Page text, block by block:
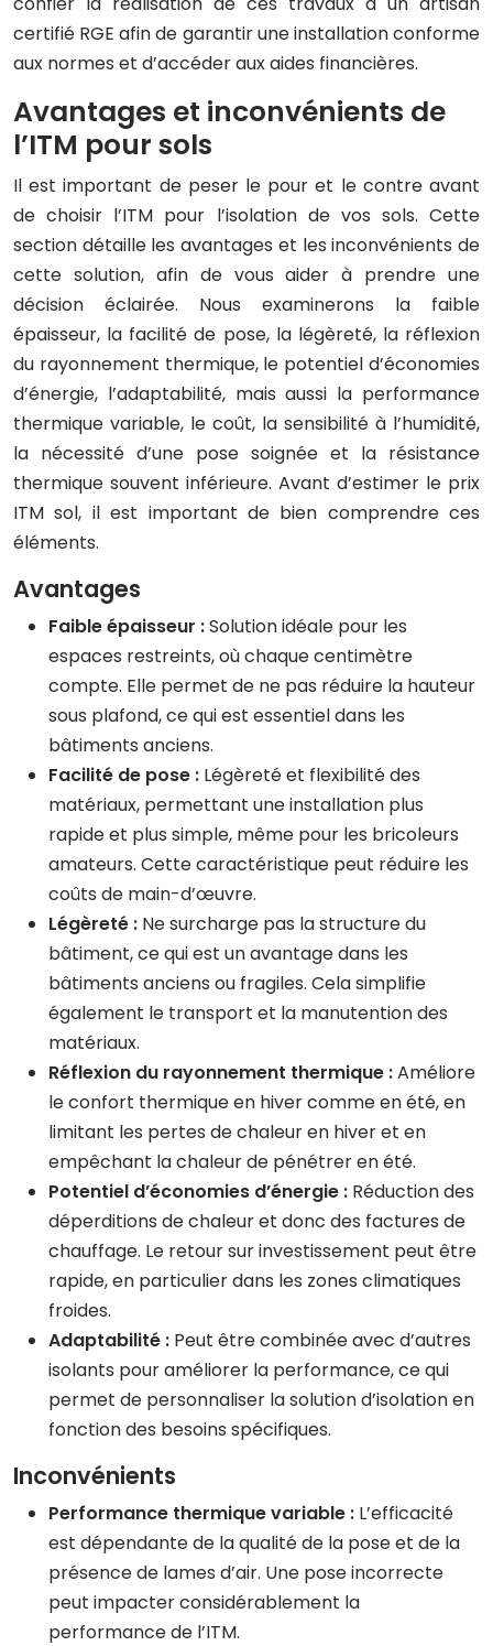
certifié RGE afin de garantir une installation conforme
aux normes et d’accéder aux aides financières.
Avantages et inconvénients de
l’ITM pour sols
Il est important de peser le pour et le contre avant
de choisir l’ITM pour l’isolation de vos sols. Cette
section détaille les avantages et les inconvénients de
cette solution, afin de vous aider à prendre une
décision éclairée. Nous examinerons la faible
épaisseur, la facilité de pose, la légèreté, la réflexion
du rayonnement thermique, le potentiel d’économies
d’énergie, l’adaptabilité, mais aussi la performance
thermique variable, le coût, la sensibilité à l’humidité,
la nécessité d’une pose soignée et la résistance
thermique souvent inférieure. Avant d’estimer le prix
ITM sol, il est important de bien comprendre ces
éléments.
Avantages
Faible épaisseur :Solution idéale pour les
espaces restreints, où chaque centimètre
compte. Elle permet de ne pas réduire la hauteur
sous plafond, ce qui est essentiel dans les
bâtiments anciens.
Facilité de pose : Légèreté et flexibilité des
matériaux, permettant une installation plus
rapide et plus simple, même pour les bricoleurs
amateurs. Cette caractéristique peut réduire les
coûts de main-d’œuvre.
Légèreté : Ne surcharge pas la structure du
bâtiment, ce qui est un avantage dans les
bâtiments anciens ou fragiles. Cela simplifie
également le transport et la manutention des
matériaux.
Réflexion du rayonnement thermique :Améliore
le confort thermique en hiver comme en été, en
limitant les pertes de chaleur en hiver et en
empêchant la chaleur de pénétrer en été.
Potentiel d’économies d’énergie : Réduction des
déperditions de chaleur et donc des factures de
chauffage. Le retour sur investissement peut être
rapide, en particulier dans les zones climatiques
froides.
Adaptabilité : Peut être combinée avec d’autres
isolants pour améliorer la performance, ce qui
permet de personnaliser la solution d’isolation en
fonction des besoins spécifiques.
Inconvénients
Performance thermique variable : L’efficacité
est dépendante de la qualité de la pose et de la
présence de lames d’air. Une pose incorrecte
peut impacter considérablement la
performance de l’ITM.